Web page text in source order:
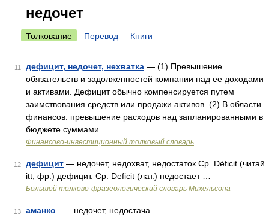
недочет
Толкование Перевод Книги
11 дефицит, недочет, нехватка — (1) Превышение
обязательств и задолженностей компании над ее доходами
и активами. Дефицит обычно компенсируется путем
заимствования средств или продажи активов. (2) В области
финансов: превышение расходов над запланированными в
бюджете суммами …
Финансово-инвестиционный толковый словарь
12 дефицит — недочет, недохват, недостаток Ср. Déficit (читай
itt, фр.) дефицит. Ср. Deficit (лат.) недостает …
Большой толково-фразеологический словарь Михельсона
13 аманко — недочет, недостача …